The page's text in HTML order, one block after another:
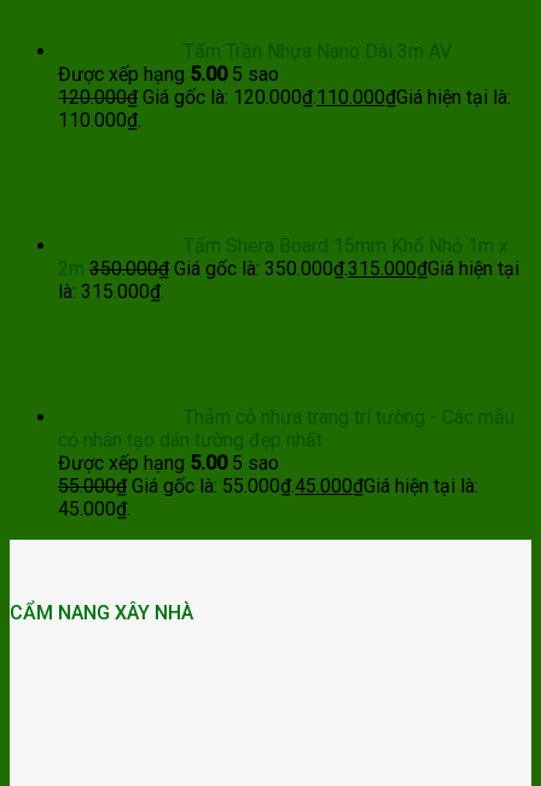
Tấm Trần Nhựa Nano Dài 3m AV
Được xếp hạng 5.005 sao
120.000₫ Giá gốc là: 120.000₫.110.000₫Giá hiện tại là:
110.000₫.
Tấm Shera Board 15mm Khổ Nhỏ 1m x
2m 350.000₫ Giá gốc là: 350.000₫.315.000₫Giá hiện tại
là: 315.000₫.
Thảm cỏ nhựa trang trí tường - Các mẫu
cỏ nhân tạo dán tường đẹp nhất
Được xếp hạng 5.005 sao
55.000₫ Giá gốc là: 55.000₫.45.000₫Giá hiện tại là:
45.000₫.
CẨM NANG XÂY NHÀ